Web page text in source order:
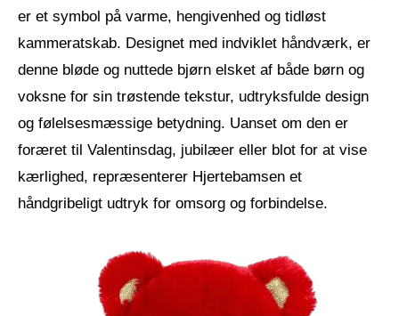
er et symbol på varme, hengivenhed og tidløst
kammeratskab. Designet med indviklet håndværk, er
denne bløde og nuttede bjørn elsket af både børn og
voksne for sin trøstende tekstur, udtryksfulde design
og følelsesmæssige betydning. Uanset om den er
foræret til Valentinsdag, jubilæer eller blot for at vise
kærlighed, repræsenterer Hjertebamsen et
håndgribeligt udtryk for omsorg og forbindelse.